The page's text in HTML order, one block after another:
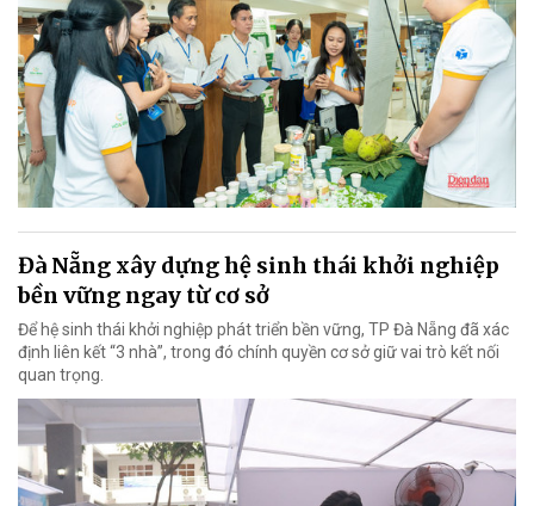
Đà Nẵng xây dựng hệ sinh thái khởi nghiệp
bền vững ngay từ cơ sở
Để hệ sinh thái khởi nghiệp phát triển bền vững, TP Đà Nẵng đã xác
định liên kết “3 nhà”, trong đó chính quyền cơ sở giữ vai trò kết nối
quan trọng.